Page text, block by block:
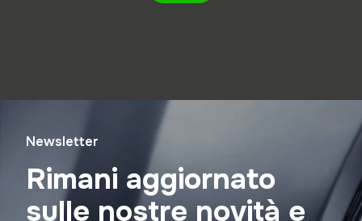
Newsletter
Rimani aggiornato
sulle nostre novità e